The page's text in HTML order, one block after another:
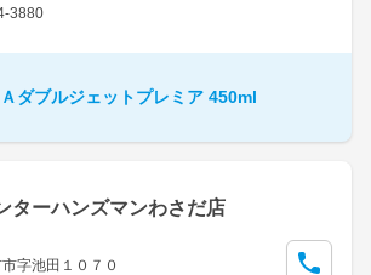
3880
ダブルジェットプレミア 450ml
ターハンズマンわさだ店
字池田１０７０